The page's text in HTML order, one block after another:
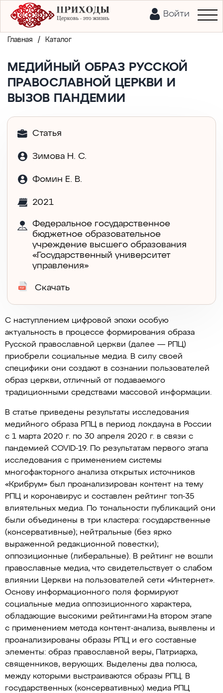
Войти
Главная / Каталог
МЕДИЙНЫЙ ОБРАЗ РУССКОЙ
ПРАВОСЛАВНОЙ ЦЕРКВИ И
ВЫЗОВ ПАНДЕМИИ
Статья
Зимова Н. С.
Фомин Е. В.
2021
Федеральное государственное
бюджетное образовательное
учреждение высшего образования
«Государственный университет
управления»
Скачать
С наступлением цифровой эпохи особую
актуальность в процессе формирования образа
Русской православной церкви (далее — РПЦ)
приобрели социальные медиа. В силу своей
специфики они создают в сознании пользователей
образ церкви, отличный от подаваемого
традиционными средствами массовой информации.
В статье приведены результаты исследования
медийного образа РПЦ в период локдауна в России
с 1 марта 2020 г. по 30 апреля 2020 г. в связи с
пандемией COVID-19. По результатам первого этапа
исследования с применением системы
многофакторного анализа открытых источников
«Крибрум» был проанализирован контент на тему
РПЦ и коронавирус и составлен рейтинг топ-35
влиятельных медиа. По тональности публикаций они
были объединены в три кластера: государственные
(консервативные); нейтральные (без ярко
выраженной редакционной повестки);
оппозиционные (либеральные). В рейтинг не вошли
православные медиа, что свидетельствует о слабом
влиянии Церкви на пользователей сети «Интернет».
Основу информационного поля формируют
социальные медиа оппозиционного характера,
обладающие высокими рейтингами.На втором этапе
с применением метода контент-анализа, выявлены и
проанализированы образы РПЦ и его составные
элементы: образ православной веры, Патриарха,
священников, верующих. Выделены два полюса,
между которыми выстраиваются образы РПЦ. В
государственных (консервативных) медиа РПЦ